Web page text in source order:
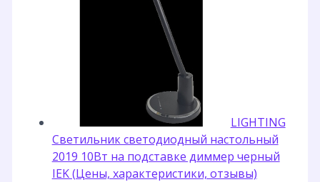
LIGHTING
Светильник светодиодный настольный
2019 10Вт на подставке диммер черный
IEK (Цены, характеристики, отзывы)